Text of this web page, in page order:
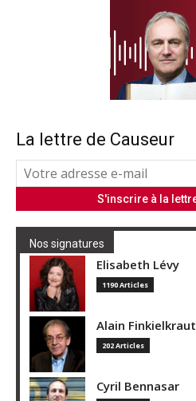
La lettre de Causeur
Nos signatures
Elisabeth Lévy
1190 Articles
Alain Finkielkraut
202 Articles
Cyril Bennasar